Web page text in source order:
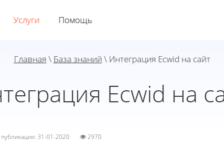
Услуги Помощь
Главная \ База знаний \ Интеграция Ecwid на сайт
Ecwid на
публикации: 31-01-2020 2970